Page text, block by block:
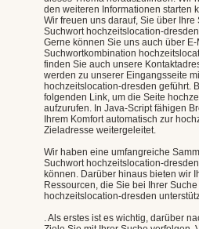
den weiteren Informationen starten
Wir freuen uns darauf, Sie über Ihre
Suchwort hochzeitslocation-
Gerne können Sie uns auch über
Suchwortkombination
finden Sie auch unsere
werden zu unserer Eingangsseite
hochzeitslocation-dresden geführt.
folgenden Link, um die Seite
aufzurufen. In Java-Script fähigen
Ihrem Komfort automatisch zur
Zieladresse weitergeleitet.
Wir haben eine umfangreiche
Suchwort hochzeitslocation-
können. Darüber hinaus bieten wir
Ressourcen, die Sie bei Ihrer
hochzeitslocation-dresden
. Als erstes ist es wichtig, darüber